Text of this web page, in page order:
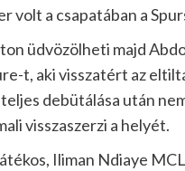
volt a csapatában a
üdvözölheti majd
t, aki visszatért az
debütálása után
visszaszerzi a helyét.
Iliman Ndiaye